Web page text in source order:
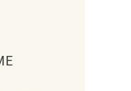
Winner/Homesense